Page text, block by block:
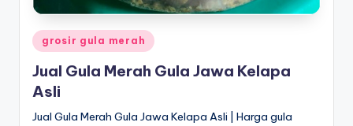
Posted
grosir gula merah
Jual Gula Merah Gula Jawa Kelapa
Asli
Jual Gula Merah Gula Jawa Kelapa Asli | Harga gula